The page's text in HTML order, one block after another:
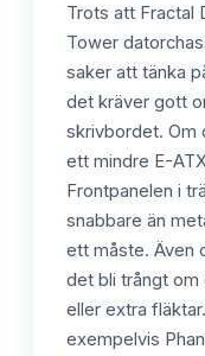
Trots att Fractal
Tower
saker att tänka
det kräver gott
skrivbordet. Om
ett mindre E-
Frontpanelen i
snabbare än
ett måste. Även
det bli trångt om
eller extra
exempelvis